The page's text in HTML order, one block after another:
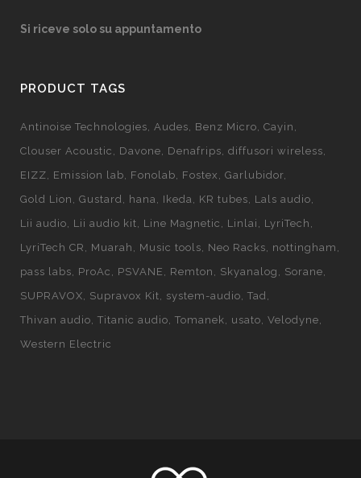
Si riceve solo su appuntamento
PRODUCT TAGS
Antinoise Technologies Audes Benz Micro Cayin
Clouser Acoustic
Davone Denafrips diffusori wireless
EIZZ
Emission lab Fonolab Fostex
Garlubidor
Gold Lion
Gustard hana Ikeda KR tubes
Lals audio
Lii audio
Lii audio kit Line Magnetic Linlai
LyriTech
LyriTech CR
Muarah Music tools Neo Racks
nottingham
pass labs
ProAc PSVANE Remton Skyanalog
Sorane
SUPRAVOX
Supravox Kit system-audio Tad
Thivan audio Titanic audio Tomanek usato Velodyne
Western Electric